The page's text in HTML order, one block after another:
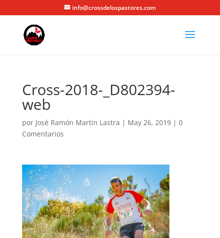
info@crossdelospastores.com
Cross-2018-_D802394-
web
por José Ramón Martín Lastra | May 26, 2019| 0
Comentarios